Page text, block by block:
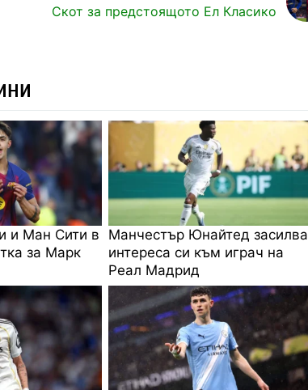
Скот за предстоящото Ел Класико
и Ман Сити в
за Марк
Манчестър Юнайтед засилва
интереса си към играч на
Реал Мадрид